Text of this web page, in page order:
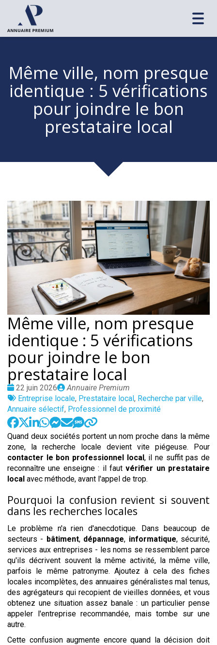
Même ville, nom presque
identique : 5 vérifications
pour joindre le bon
prestataire local
Même ville, nom presque
identique : 5 vérifications
pour joindre le bon
prestataire local
Date
:
22 juin 2026
Publié
par
Annuaire Premium
Tags
:
Entreprise locale, Prestataire local, Recherche par ville,
Annuaire sélectif, Professionnel de proximité
Quand deux sociétés portent un nom proche dans la même
zone, la recherche locale devient vite piégeuse. Pour
contacter le bon professionnel local, il ne suffit pas de
reconnaître une enseigne : il fautvérifier un prestataire
local avec méthode, avant l'appel de trop.
Pourquoi la confusion revient si souvent
dans les recherches locales
Le problème n'a rien d'anecdotique. Dans beaucoup de
secteurs - bâtiment, dépannage, informatique, sécurité,
services aux entreprises - les noms se ressemblent parce
qu'ils décrivent souvent la même activité, la même ville,
parfois le même patronyme. Ajoutez à cela des fiches
locales incomplètes, des annuaires généralistes mal tenus,
des agrégateurs qui recopient de vieilles données, et vous
obtenez une situation assez banale : un particulier pense
appeler l'entreprise recommandée, mais tombe sur une
autre.
Cette confusion augmente encore quand la décision doit